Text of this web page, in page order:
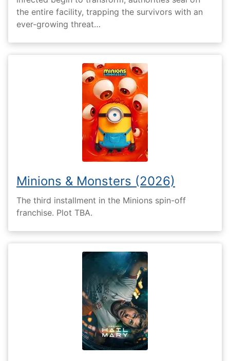
the entire facility, trapping the survivors with an
ever-growing threat…
Minions & Monsters (2026)
The third installment in the Minions spin-off
franchise. Plot TBA.